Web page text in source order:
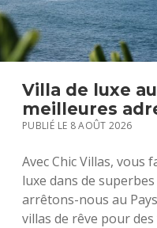
Villa de luxe
meilleures
PUBLIÉ LE 8 AOÛT 2026
Avec Chic Villas, vous
luxe dans de
arrêtons-nous au
villas de rêve pour des